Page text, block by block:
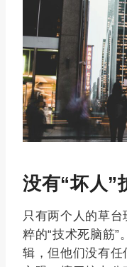
没有“坏人”
只有两个人的草
粹的“技术死脑筋”
辑，但他们没有